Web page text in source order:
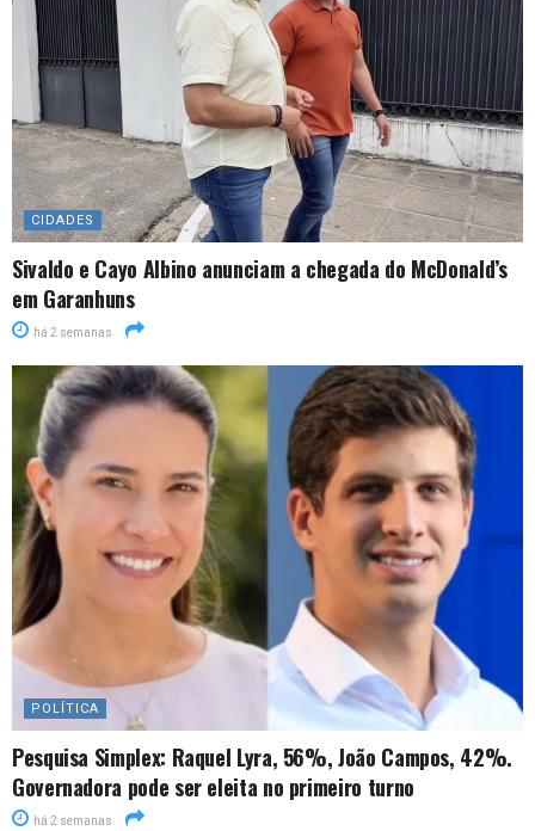
CIDADES
Sivaldo e Cayo Albino anunciam a chegada do McDonald’s
em Garanhuns
há 2 semanas
POLÍTICA
Pesquisa Simplex: Raquel Lyra, 56%, João Campos, 42%.
Governadora pode ser eleita no primeiro turno
há 2 semanas